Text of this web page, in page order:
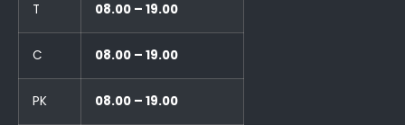
T 08.00 – 19.00
C 08.00 – 19.00
PK 08.00 – 19.00